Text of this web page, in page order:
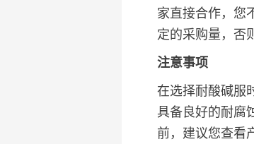
家直接合作，您
定的采购量，否
注意事项
在选择耐酸碱服
具备良好的耐腐
前，建议您查看